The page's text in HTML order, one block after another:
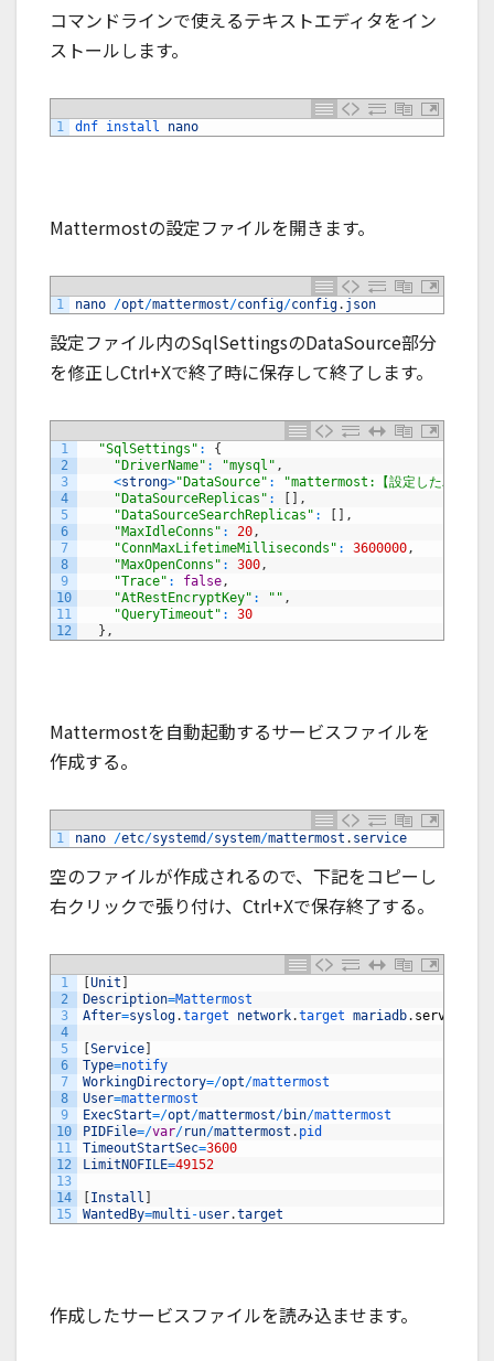
コマンドラインで使えるテキストエディタをイン
ストールします。
1 dnf install nano
Mattermostの設定ファイルを開きます。
1 nano /opt/mattermost/config/config. json
設定ファイル内のSqlSettingsのDataSource部分
を修正しCtrl+Xで終了時に保存して終了します。
1
2
3
4
5
6
7
8
9
10
11
12
"SqlSettings" :
{
"DriverName" : "mysql" ,
<strong>"DataSource" :
"mattermost:【設定したパス
"DataSourceReplicas" :
,
"DataSourceSearchReplicas" :
,
"MaxIdleConns" : 20,
"ConnMaxLifetimeMilliseconds" : 3600000,
"MaxOpenConns" : 300,
"Trace" : false,
"AtRestEncryptKey" : "" ,
"QueryTimeout" :
30
} ,
Mattermostを自動起動するサービスファイルを
作成する。
1 nano /etc/systemd /system/mattermost . service
空のファイルが作成されるので、下記をコピーし
右クリックで張り付け、Ctrl+Xで保存終了する。
1
2
3
4
5
6
7
8
9
10
11
12
13
14
15
Unit
Description=Mattermost
After=syslog.target network.target mariadb. service
Service
Type=notify
WorkingDirectory=/opt/mattermost
User=mattermost
ExecStart=/opt/mattermost/bin/mattermost
PIDFile=/var/run/mattermost . pid
TimeoutStartSec=3600
LimitNOFILE=49152
Install
WantedBy=multi-user.target
作成したサービスファイルを読み込ませます。